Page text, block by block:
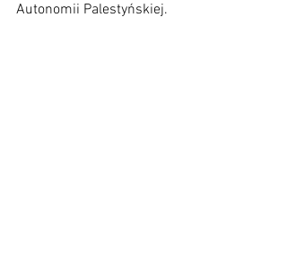
Autonomii Palestyńskiej.